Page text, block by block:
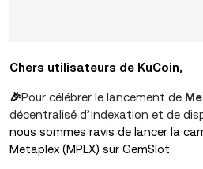
Chers utilisateurs de KuCoin,
🎉Pour célébrer le lancement de
décentralisé d’indexation et de
nous sommes ravis de lancer la
Metaplex (MPLX) sur GemSlot.